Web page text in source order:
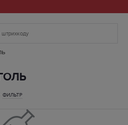
ФИЛЬТР